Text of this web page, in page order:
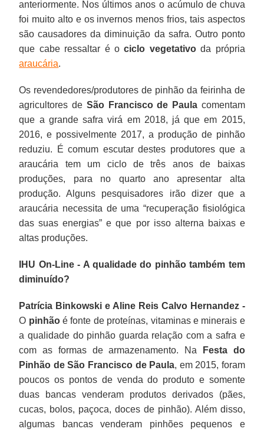
anteriormente. Nos últimos anos o acúmulo de chuva
foi muito alto e os invernos menos frios, tais aspectos
são causadores da diminuição da safra. Outro ponto
que cabe ressaltar é ociclo vegetativoda própria
araucária.
Os revendedores/produtores de pinhão da feirinha de
agricultores de São Francisco de Paulacomentam
que a grande safra virá em 2018, já que em 2015,
2016, e possivelmente 2017, a produção de pinhão
reduziu. É comum escutar destes produtores que a
araucária tem um ciclo de três anos de baixas
produções, para no quarto ano apresentar alta
produção. Alguns pesquisadores irão dizer que a
araucária necessita de uma “recuperação fisiológica
das suas energias” e que por isso alterna baixas e
altas produções.
IHU On-Line - A qualidade do pinhão também tem
diminuído?
Patrícia Binkowski e Aline Reis Calvo Hernandez -
O pinhãoé fonte de proteínas, vitaminas e minerais e
a qualidade do pinhão guarda relação com a safra e
com as formas de armazenamento. Na
Festa do
Pinhão de São Francisco de Paula, em 2015, foram
poucos os pontos de venda do produto e somente
duas bancas venderam produtos derivados (pães,
cucas, bolos, paçoca, doces de pinhão). Além disso,
algumas bancas venderam pinhões pequenos e